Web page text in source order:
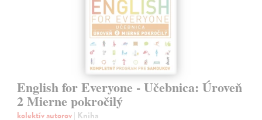
English for Everyone - Učebnica: Úroveň
2 Mierne pokročilý
kolektív autorov| Kniha